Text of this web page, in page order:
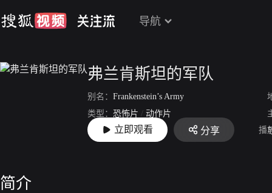
导航
弗兰肯斯坦的军队
别名： Frankenstein’s Army
类型： 恐怖片 / 动作片
上映： 2013-01-26
立即观看 分享 播
简介